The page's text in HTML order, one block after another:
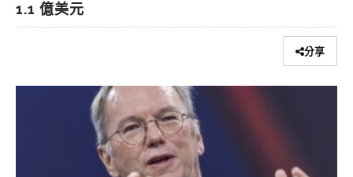
1.1 億美元
分享